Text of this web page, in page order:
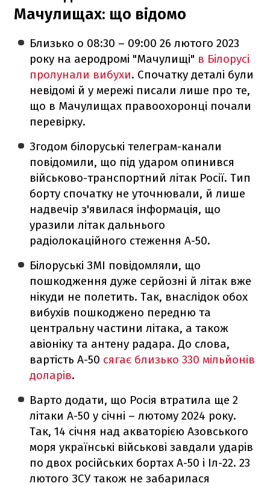
Мачулищах: що відомо
Близько о 08:30 – 09:00 26 лютого 2023
року на аеродромі "Мачулищі" в Білорусі
пролунали вибухи. Спочатку деталі були
невідомі й у мережі писали лише про те,
що в Мачулищах правоохоронці почали
перевірку.
Згодом білоруські телеграм-канали
повідомили, що під ударом опинився
військово-транспортний літак Росії. Тип
борту спочатку не уточнювали, й лише
надвечір з'явилася інформація, що
уразили літак дальнього
радіолокаційного стеження А-50.
Білоруські ЗМІ повідомляли, що
пошкодження дуже серйозні й літак вже
нікуди не полетить. Так, внаслідок обох
вибухів пошкоджено передню та
центральну частини літака, а також
авіоніку та антену радара. До слова,
вартість А-50 сягає близько 330 мільйонів
доларів.
Варто додати, що Росія втратила ще 2
літаки А-50 у січні – лютому 2024 року.
Так, 14 січня над акваторією Азовського
моря українські військові завдали ударів
по двох російських бортах А-50 і Іл-22. 23
лютого ЗСУ також не забарилася